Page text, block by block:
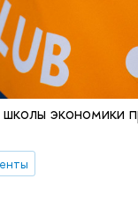
экономики